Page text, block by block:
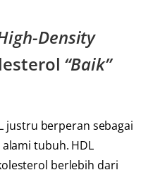
Density
“Baik”
justru berperan sebagai
tubuh. HDL
berlebih dari